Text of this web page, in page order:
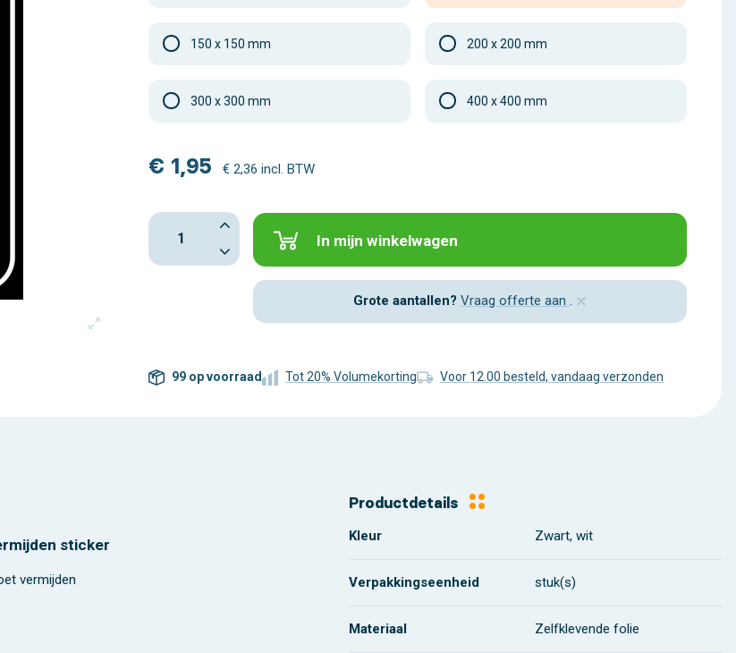
150 x 150 mm 200 x 200 mm
300 x 300 mm 400 x 400 mm
€ 1,95 € 2,36 incl. BTW
In mijn winkelwagen
Grote aantallen? Vraag offerte aan . ×
99 op voorraad Tot 20% Volumekorting Voor 12.00 besteld, vandaag verzonden
sticker
vermijden
Productdetails
Kleur Zwart, wit
Verpakkingseenheid stuk(s)
Materiaal Zelfklevende folie